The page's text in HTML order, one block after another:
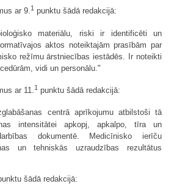
ar 9.1 punktu šādā redakcijā:
materiālu, riski ir identificēti un
aktos noteiktajām prasībām par
režīmu ārstniecības iestādēs. Ir noteikti
vidi un personālu."
ar 11.1 punktu šādā redakcijā:
centrā aprīkojumu atbilstoši tā
intensitātei apkopj, apkalpo, tīra un
dokumentē. Medicīnisko ierīču
un tehniskās uzraudzības rezultātus
šādā redakcijā: